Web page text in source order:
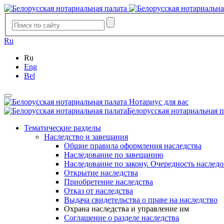
Ru
Ru
Eng
Bel
Нотариус для вас
Белорусская нотариальная
Тематические разделы
Наследство и завещания
Общие правила оформления наследства
Наследование по завещанию
Наследование по закону. Очередность
Открытие наследства
Приобретение наследства
Отказ от наследства
Выдача свидетельства о праве на наследство
Охрана наследства и управление им
Соглашение о разделе наследства